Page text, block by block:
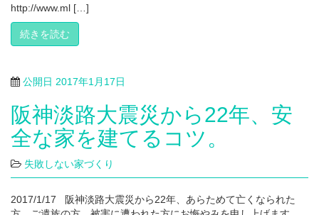
http://www.ml […]
続きを読む
公開日 2017年1月17日
阪神淡路大震災から22年、安
全な家を建てるコツ。
失敗しない家づくり
2017/1/17 阪神淡路大震災から22年、あらためて亡くなられた